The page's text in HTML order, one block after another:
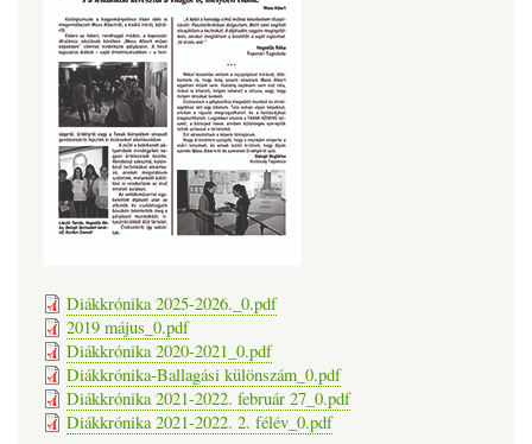
Diákkrónika 2025-2026._0.pdf
2019 május_0.pdf
Diákkrónika 2020-2021_0.pdf
Diákkrónika-Ballagási különszám_0.pdf
Diákkrónika 2021-2022. február 27_0.pdf
Diákkrónika 2021-2022. 2. félév_0.pdf